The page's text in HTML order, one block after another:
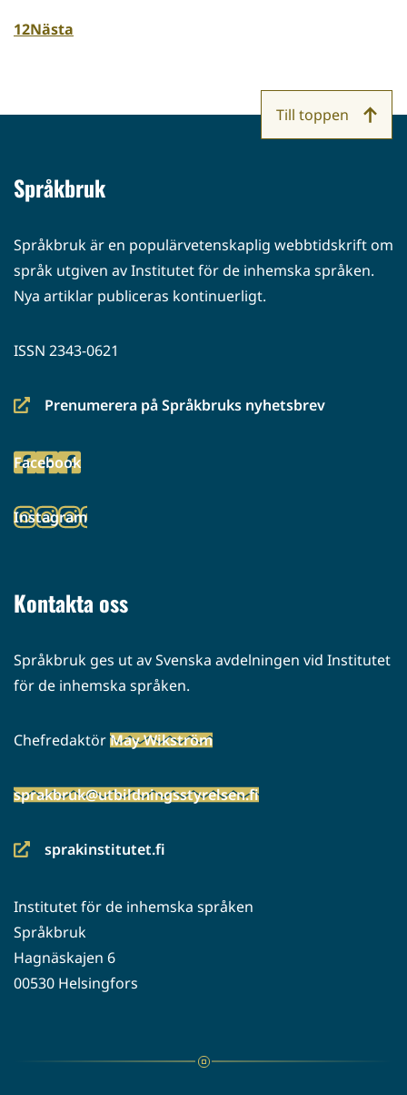
12Nästa
Språkbruk
Språkbruk är en populärvetenskaplig webbtidskrift om
språk utgiven av Institutet för de inhemska språken.
Nya artiklar publiceras kontinuerligt.
ISSN 2343-0621
Prenumerera på Språkbruks nyhetsbrev
(siirryt
palveluun)
Facebook
(siirryt
palveluun)
Instagram
(siirryt
Kontakta oss
Språkbruk ges ut av Svenska avdelningen vid Institutet
för de inhemska språken.
ChefredaktörMay Wikström
sprakbruk@utbildningsstyrelsen.fi
sprakinstitutet.fi
(siirryt
palveluun)
Institutet för de inhemska språken
Språkbruk
Hagnäskajen 6
00530 Helsingfors
Till toppen